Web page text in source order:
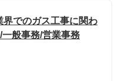
でのガス工事に関わ
般事務/営業事務